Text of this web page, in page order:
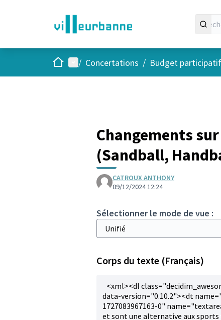
AccueilMenu principal
/ Concertations / Budget
Changements
(Sandball,
CATROUX ANTHONY
09/12/2024 12:24
Sélectionner le mode de vue :
Corps du texte (Français)
<xml><dl
data-version="0.10.2"><dt
1727083967163-0"
et sont une alternative aux